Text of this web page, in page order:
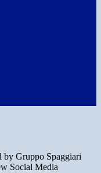
by Gruppo Spaggiari
Social Media